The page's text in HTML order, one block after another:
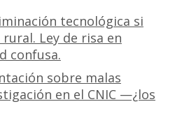
tecnológica si
Ley de risa en
confusa.
sobre malas
en el CNIC —¿los